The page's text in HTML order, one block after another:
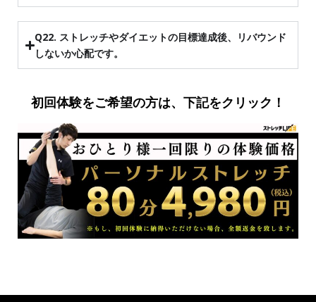
Q22. ストレッチやダイエットの目標達成後、リバウンド
しないか心配です。
初回体験をご希望の方は、下記をクリック！